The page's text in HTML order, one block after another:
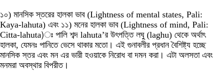
১০) মানসিক স্তরের হালকা ভাব (Lightness of mental states, Pali:
Kaya-lahuta) এবং ১১) মনের হালকা ভাব (Lightness of mind, Pali:
Citta-lahuta)ঃ পালি শব্দ lahuta’র উৎপত্তি লঘু (laghu) থেকে অর্থাৎ
হালকা, যেমনঃ পানিতে ভেসে থাকার মতো। এই গুনাবলীর প্রধান বৈশিষ্ট্য হচ্ছে
মানসিক স্তর এবং মন এর ভারী হওয়াকে নিরোধ বা দমন করা। এটা অলসতা এবং
মনমরা অবস্থার বিপরীত।